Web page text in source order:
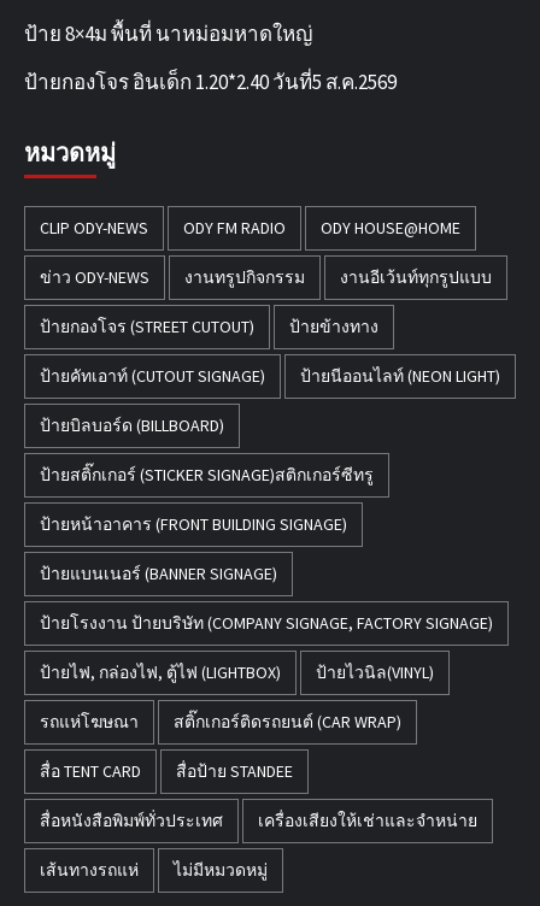
ป้าย 8×4ม พื้นที่ นาหม่อมหาดใหญ่
ป้ายกองโจร อินเด็ก 1.20*2.40 วันที่5 ส.ค.2569
หมวดหมู่
CLIP ODY-NEWS ODY FM RADIO ODY HOUSE@HOME
ข่าว ODY-NEWS งานทรูปกิจกรรม งานอีเว้นท์ทุกรูปแบบ
ป้ายกองโจร (STREET CUTOUT) ป้ายข้างทาง
ป้ายคัทเอาท์ (CUTOUT SIGNAGE) ป้ายนีออนไลท์ (NEON LIGHT)
ป้ายบิลบอร์ด (BILLBOARD)
ป้ายสติ๊กเกอร์ (STICKER SIGNAGE)สติกเกอร์ซีทรู
ป้ายหน้าอาคาร (FRONT BUILDING SIGNAGE)
ป้ายแบนเนอร์ (BANNER SIGNAGE)
ป้ายโรงงาน ป้ายบริษัท (COMPANY SIGNAGE, FACTORY SIGNAGE)
ป้ายไฟ, กล่องไฟ, ตู้ไฟ (LIGHTBOX) ป้ายไวนิล(VINYL)
รถแห่โฆษณา สติ๊กเกอร์ติดรถยนต์ (CAR WRAP)
สื่อ TENT CARD สื่อป้าย STANDEE
สื่อหนังสือพิมพ์ทั่วประเทศ เครื่องเสียงให้เช่าและจำหน่าย
เส้นทางรถแห่ ไม่มีหมวดหมู่